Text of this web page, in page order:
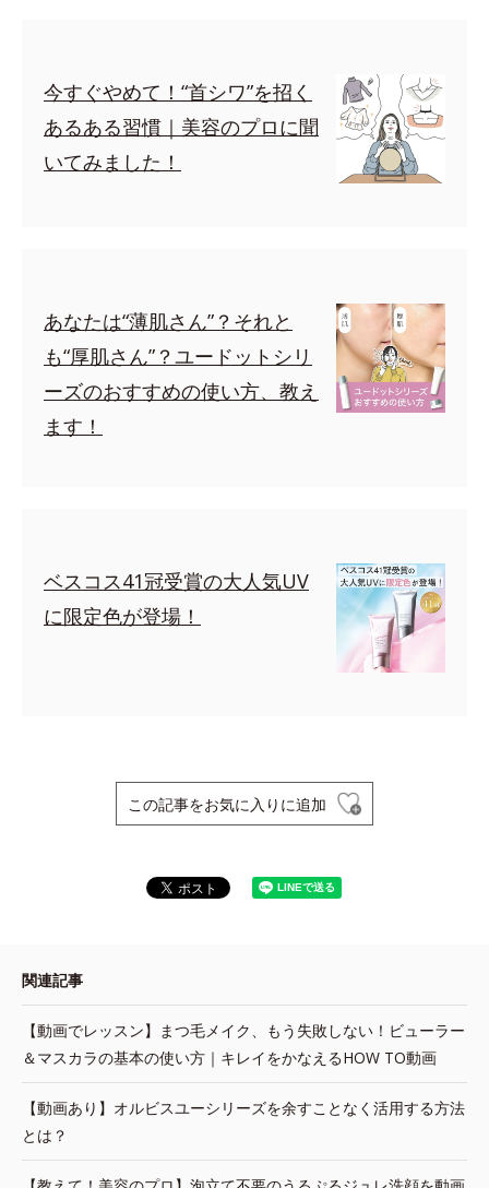
今すぐやめて！“首シワ”を招く
あるある習慣｜美容のプロに聞
いてみました！
あなたは“薄肌さん”？それと
も“厚肌さん”？ユードットシリ
ーズのおすすめの使い方、教え
ます！
ベスコス41冠受賞の大人気UV
に限定色が登場！
この記事をお気に入りに追加
関連記事
【動画でレッスン】まつ毛メイク、もう失敗しない！ビューラー
＆マスカラの基本の使い方｜キレイをかなえるHOW TO動画
【動画あり】オルビスユーシリーズを余すことなく活用する方法
とは？